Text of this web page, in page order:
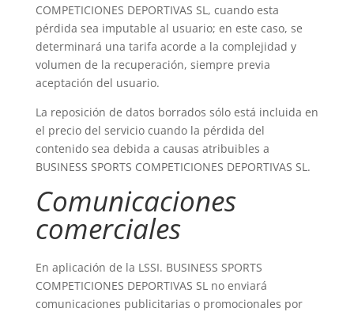
COMPETICIONES DEPORTIVAS SL, cuando esta
pérdida sea imputable al usuario; en este caso, se
determinará una tarifa acorde a la complejidad y
volumen de la recuperación, siempre previa
aceptación del usuario.
La reposición de datos borrados sólo está incluida en
el precio del servicio cuando la pérdida del
contenido sea debida a causas atribuibles a
BUSINESS SPORTS COMPETICIONES DEPORTIVAS SL.
Comunicaciones
comerciales
En aplicación de la LSSI. BUSINESS SPORTS
COMPETICIONES DEPORTIVAS SL no enviará
comunicaciones publicitarias o promocionales por